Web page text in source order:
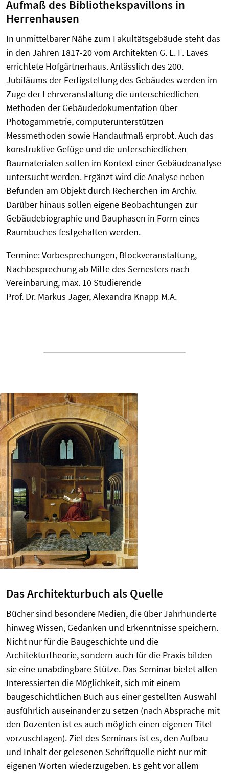
Aufmaß des Bibliothekspavillons in
Herrenhausen
In unmittelbarer Nähe zum Fakultätsgebäude steht das
in den Jahren 1817-20 vom Architekten G. L. F. Laves
errichtete Hofgärtnerhaus. Anlässlich des 200.
Jubiläums der Fertigstellung des Gebäudes werden im
Zuge der Lehrveranstaltung die unterschiedlichen
Methoden der Gebäudedokumentation über
Photogammetrie, computerunterstützen
Messmethoden sowie Handaufmaß erprobt. Auch das
konstruktive Gefüge und die unterschiedlichen
Baumaterialen sollen im Kontext einer Gebäudeanalyse
untersucht werden. Ergänzt wird die Analyse neben
Befunden am Objekt durch Recherchen im Archiv.
Darüber hinaus sollen eigene Beobachtungen zur
Gebäudebiographie und Bauphasen in Form eines
Raumbuches festgehalten werden.
Termine: Vorbesprechungen, Blockveranstaltung,
Nachbesprechung ab Mitte des Semesters nach
Vereinbarung, max. 10 Studierende
Prof. Dr. Markus Jager, Alexandra Knapp M.A.
Das Architekturbuch als Quelle
Bücher sind besondere Medien, die über Jahrhunderte
hinweg Wissen, Gedanken und Erkenntnisse speichern.
Nicht nur für die Baugeschichte und die
Architekturtheorie, sondern auch für die Praxis bilden
sie eine unabdingbare Stütze. Das Seminar bietet allen
Interessierten die Möglichkeit, sich mit einem
baugeschichtlichen Buch aus einer gestellten Auswahl
ausführlich auseinander zu setzen (nach Absprache mit
den Dozenten ist es auch möglich einen eigenen Titel
vorzuschlagen). Ziel des Seminars ist es, den Aufbau
und Inhalt der gelesenen Schriftquelle nicht nur mit
eigenen Worten wiederzugeben. Es geht vor allem